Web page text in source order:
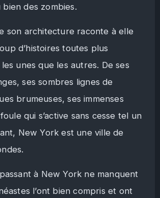
des zombies.
son architecture raconte à elle
d’histoires toutes plus
unes que les autres. De ses
ses sombres lignes de
brumeuses, ses immenses
qui s’active sans cesse tel un
New York est une ville de
à New York ne manquent
l’ont bien compris et ont